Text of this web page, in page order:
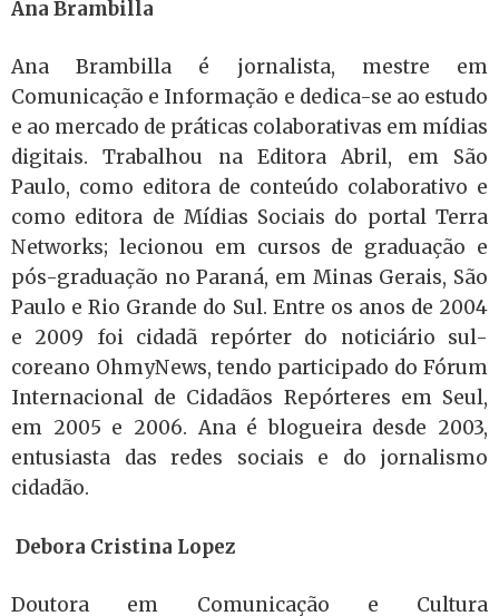
Ana Brambilla
Ana Brambilla é jornalista, mestre em
Comunicação e Informação e dedica-se ao estudo
e ao mercado de práticas colaborativas em mídias
digitais. Trabalhou na Editora Abril, em São
Paulo, como editora de conteúdo colaborativo e
como editora de Mídias Sociais do portal Terra
Networks; lecionou em cursos de graduação e
pós-graduação no Paraná, em Minas Gerais, São
Paulo e Rio Grande do Sul. Entre os anos de 2004
e 2009 foi cidadã repórter do noticiário sul-
coreano OhmyNews, tendo participado do Fórum
Internacional de Cidadãos Repórteres em Seul,
em 2005 e 2006. Ana é blogueira desde 2003,
entusiasta das redes sociais e do jornalismo
cidadão.
Debora Cristina Lopez
Doutora em Comunicação e Cultura